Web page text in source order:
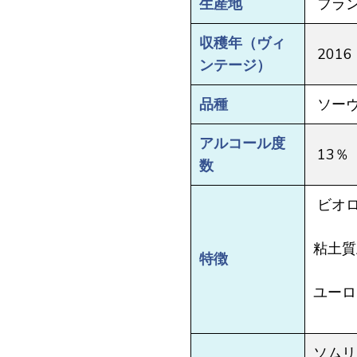
収穫年（ヴィ
ンテージ）
2016
品種 ソー
アルコール度
数
13％
特徴
ビオ
粘土
ユー
ソム